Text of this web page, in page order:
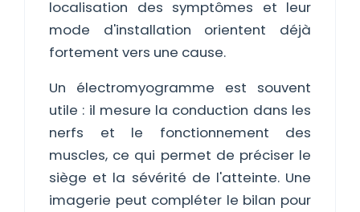
localisation des symptômes et leur
mode d'installation orientent déjà
fortement vers une cause.
Un électromyogramme est souvent
utile : il mesure la conduction dans les
nerfs et le fonctionnement des
muscles, ce qui permet de préciser le
siège et la sévérité de l'atteinte. Une
imagerie peut compléter le bilan pour